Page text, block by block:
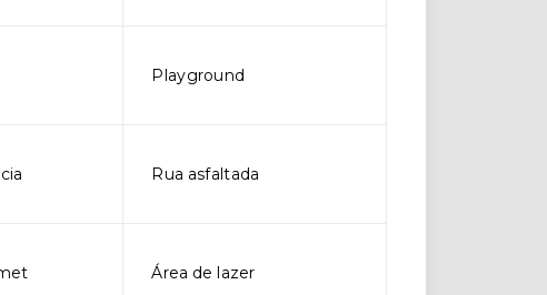
Playground
Rua asfaltada
Área de lazer